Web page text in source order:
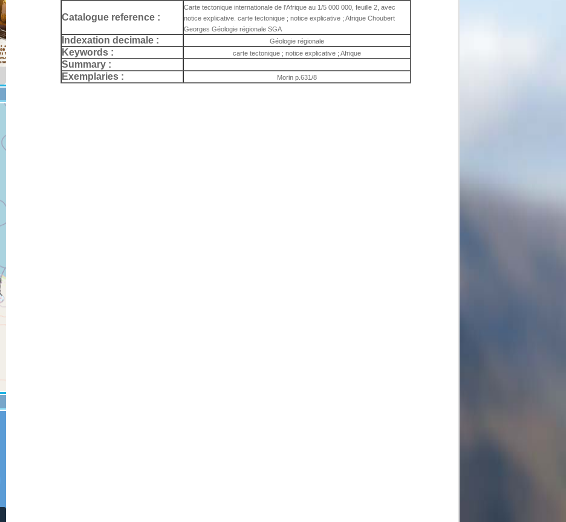
Catalogue reference :
Carte tectonique internationale de l'Afrique au 1/5 000 000, feuille 2, avec
notice explicative. carte tectonique ; notice explicative ; Afrique Choubert
Georges Géologie régionale SGA
Indexation decimale : Géologie régionale
Keywords : carte tectonique ; notice explicative ; Afrique
Summary :
Exemplaries :
Morin p.631/8